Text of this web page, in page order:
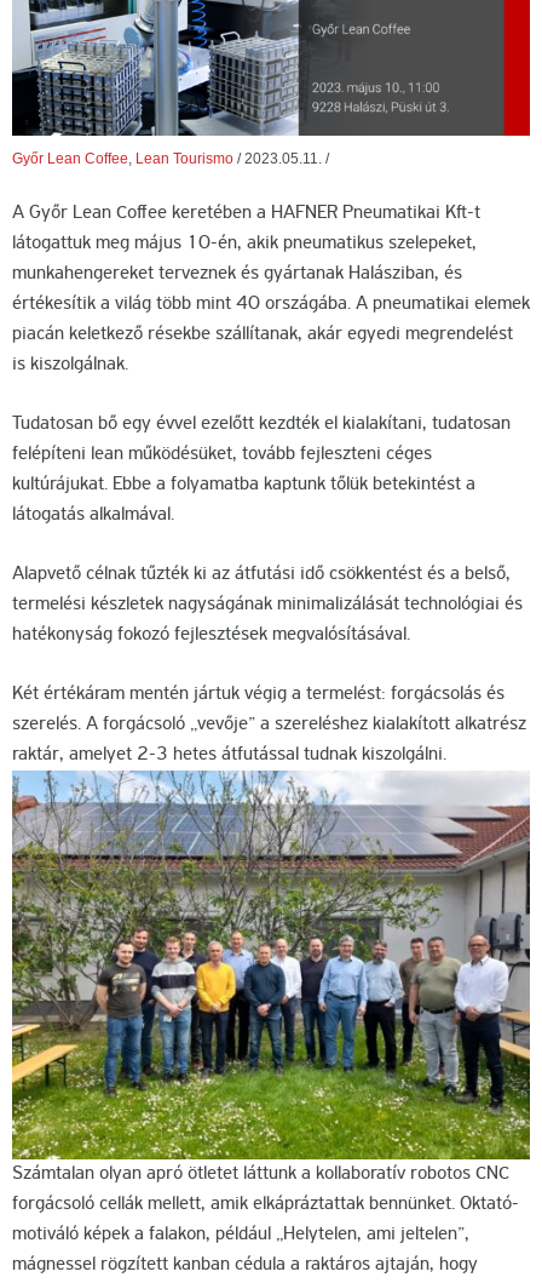
Győr Lean Coffee Lean Tourismo /2023.05.11. /
A Győr Lean Coffee keretében a HAFNER Pneumatikai Kft-t
látogattuk meg május 10-én, akik pneumatikus szelepeket,
munkahengereket terveznek és gyártanak Halásziban, és
értékesítik a világ több mint 40 országába. A pneumatikai elemek
piacán keletkező résekbe szállítanak, akár egyedi megrendelést
is kiszolgálnak.
Tudatosan bő egy évvel ezelőtt kezdték el kialakítani, tudatosan
felépíteni lean működésüket, tovább fejleszteni céges
kultúrájukat. Ebbe a folyamatba kaptunk tőlük betekintést a
látogatás alkalmával.
Alapvető célnak tűzték ki az átfutási idő csökkentést és a belső,
termelési készletek nagyságának minimalizálását technológiai és
hatékonyság fokozó fejlesztések megvalósításával.
Két értékáram mentén jártuk végig a termelést: forgácsolás és
szerelés. A forgácsoló „vevője” a szereléshez kialakított alkatrész
raktár, amelyet 2-3 hetes átfutással tudnak kiszolgálni.
Számtalan olyan apró ötletet láttunk a kollaboratív robotos CNC
forgácsoló cellák mellett, amik elkápráztattak bennünket. Oktató-
motiváló képek a falakon, például „Helytelen, ami jeltelen”,
mágnessel rögzített kanban cédula a raktáros ajtaján, hogy